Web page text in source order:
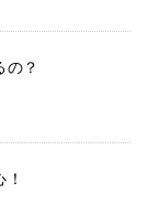
の？